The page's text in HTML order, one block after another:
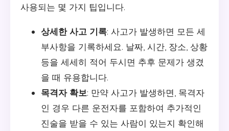
사용되는 몇 가지 팁입니다.
상세한 사고 기록: 사고가 발생하면 모든 세
부사항을 기록하세요. 날짜, 시간, 장소, 상황
등을 세세히 적어 두시면 추후 문제가 생겼
을 때 유용합니다.
목격자 확보: 만약 사고가 발생하면, 목격자
인 경우 다른 운전자를 포함하여 추가적인
진술을 받을 수 있는 사람이 있는지 확인해